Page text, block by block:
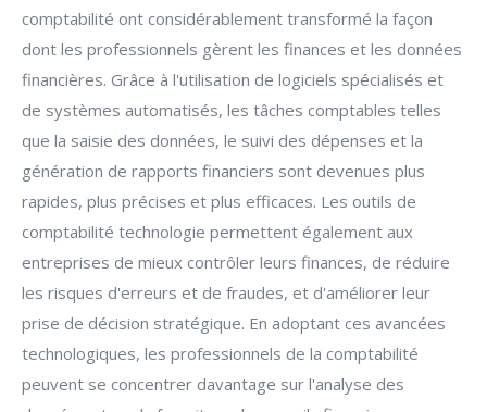
comptabilité ont considérablement transformé la façon
dont les professionnels gèrent les finances et les données
financières. Grâce à l'utilisation de logiciels spécialisés et
de systèmes automatisés, les tâches comptables telles
que la saisie des données, le suivi des dépenses et la
génération de rapports financiers sont devenues plus
rapides, plus précises et plus efficaces. Les outils de
comptabilité technologie permettent également aux
entreprises de mieux contrôler leurs finances, de réduire
les risques d'erreurs et de fraudes, et d'améliorer leur
prise de décision stratégique. En adoptant ces avancées
technologiques, les professionnels de la comptabilité
peuvent se concentrer davantage sur l'analyse des